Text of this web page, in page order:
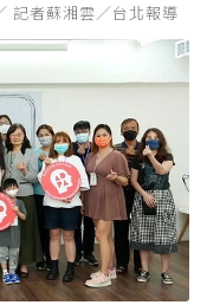
記者蘇湘雲／台北報導